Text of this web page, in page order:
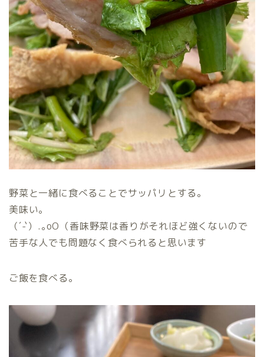
野菜と一緒に食べることでサッパリとする。
美味い。
（´-`）.｡oO（香味野菜は香りがそれほど強くないので
苦手な人でも問題なく食べられると思います
ご飯を食べる。